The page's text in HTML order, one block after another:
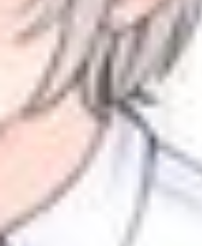
Adventure
Tu Tiên
Ngôn Tình
Slice Of Life
School Life